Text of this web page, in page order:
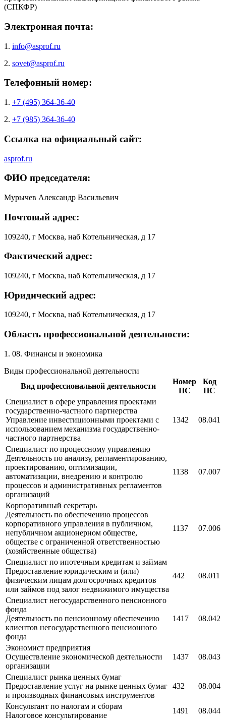
(СПКФР)
Электронная почта:
1. info@asprof.ru
2. sovet@asprof.ru
Телефонный номер:
1. +7 (495) 364-36-40
2. +7 (985) 364-36-40
Ссылка на официальный сайт:
asprof.ru
ФИО председателя:
Мурычев Александр Васильевич
Почтовый адрес:
109240, г Москва, наб Котельническая, д 17
Фактический адрес:
109240, г Москва, наб Котельническая, д 17
Юридический адрес:
109240, г Москва, наб Котельническая, д 17
Область профессиональной деятельности:
1. 08. Финансы и экономика
Виды профессиональной деятельности
Вид профессиональной деятельности
Номер
ПС
Код
ПС
Специалист в сфере управления проектами
государственно-частного партнерства
Управление инвестиционными проектами с
использованием механизма государственно-
частного партнерства
1342 08.041
Специалист по процессному управлению
Деятельность по анализу, регламентированию,
проектированию, оптимизации,
автоматизации, внедрению и контролю
процессов и административных регламентов
организаций
1138 07.007
Корпоративный секретарь
Деятельность по обеспечению процессов
корпоративного управления в публичном,
непубличном акционерном обществе,
обществе с ограниченной ответственностью
(хозяйственные общества)
1137 07.006
Специалист по ипотечным кредитам и займам
Предоставление юридическим и (или)
физическим лицам долгосрочных кредитов
или займов под залог недвижимого имущества
442 08.011
Специалист негосударственного пенсионного
фонда
Деятельность по пенсионному обеспечению
клиентов негосударственного пенсионного
фонда
1417 08.042
Экономист предприятия
Осуществление экономической деятельности
организации
1437 08.043
Специалист рынка ценных бумаг
Предоставление услуг на рынке ценных бумаг
и производных финансовых инструментов
432 08.004
Консультант по налогам и сборам
Налоговое консультирование
1491
08.044